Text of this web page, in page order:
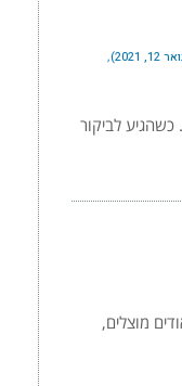
לביקור
מוצלים,